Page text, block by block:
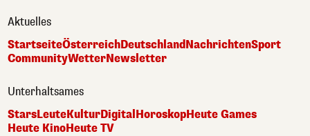
Aktuelles
StartseiteÖsterreichDeutschlandNachrichtenSport
CommunityWetterNewsletter
Unterhaltsames
StarsLeuteKulturDigitalHoroskopHeute Games
Heute KinoHeute TV